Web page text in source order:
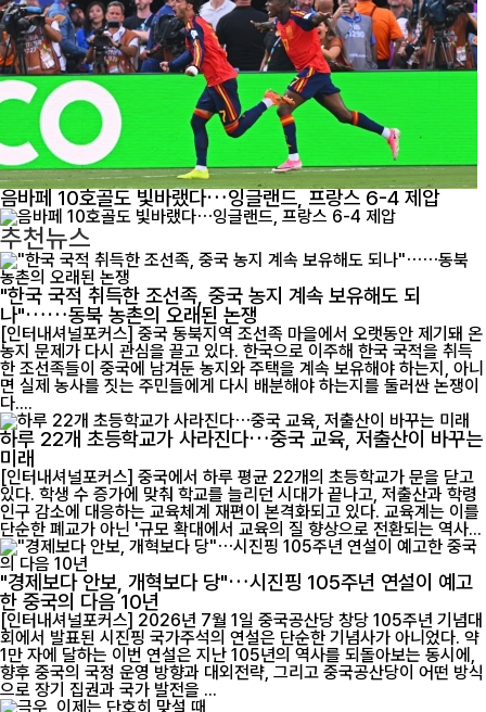
음바페 10호골도 빛바랬다…잉글랜드, 프랑스 6-4 제압
추천뉴스
"한국 국적 취득한 조선족, 중국 농지 계속 보유해도 되
나"……동북 농촌의 오래된 논쟁
[인터내셔널포커스] 중국 동북지역 조선족 마을에서 오랫동안 제기돼 온
농지 문제가 다시 관심을 끌고 있다. 한국으로 이주해 한국 국적을 취득
한 조선족들이 중국에 남겨둔 농지와 주택을 계속 보유해야 하는지, 아니
면 실제 농사를 짓는 주민들에게 다시 배분해야 하는지를 둘러싼 논쟁이
다....
하루 22개 초등학교가 사라진다…중국 교육, 저출산이 바꾸는
미래
[인터내셔널포커스] 중국에서 하루 평균 22개의 초등학교가 문을 닫고
있다. 학생 수 증가에 맞춰 학교를 늘리던 시대가 끝나고, 저출산과 학령
인구 감소에 대응하는 교육체계 재편이 본격화되고 있다. 교육계는 이를
단순한 폐교가 아닌 '규모 확대에서 교육의 질 향상으로 전환되는 역사...
"경제보다 안보, 개혁보다 당"…시진핑 105주년 연설이 예고
한 중국의 다음 10년
[인터내셔널포커스] 2026년 7월 1일 중국공산당 창당 105주년 기념대
회에서 발표된 시진핑 국가주석의 연설은 단순한 기념사가 아니었다. 약
1만 자에 달하는 이번 연설은 지난 105년의 역사를 되돌아보는 동시에,
향후 중국의 국정 운영 방향과 대외전략, 그리고 중국공산당이 어떤 방식
으로 장기 집권과 국가 발전을 ...